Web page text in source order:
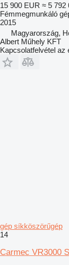
15 900 EUR ≈ 5 792
Fémmegmunkáló
2015
Magyarország,
Albert Műhely KFT
Kapcsolatfelvétel az
gép síkköszörűgép
14
Carmec VR3000